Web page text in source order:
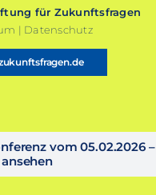
für Zukunftsfragen
| Datenschutz
vom 05.02.2026 –